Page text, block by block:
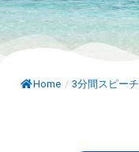
Home / 3分間スピーチ